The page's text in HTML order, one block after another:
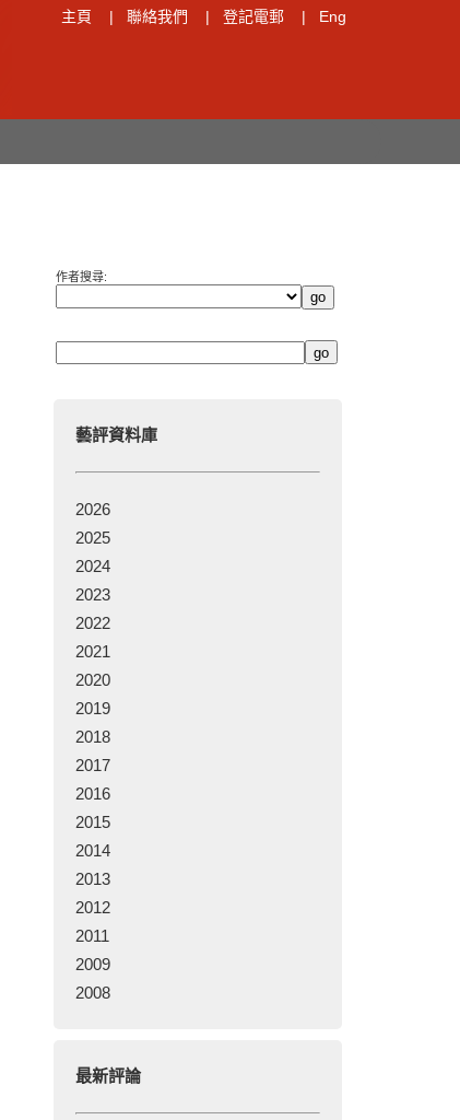
主頁 | 聯絡我們 | 登記電郵 | Eng
作者搜尋:
藝評資料庫
2026
2025
2024
2023
2022
2021
2020
2019
2018
2017
2016
2015
2014
2013
2012
2011
2009
2008
最新評論